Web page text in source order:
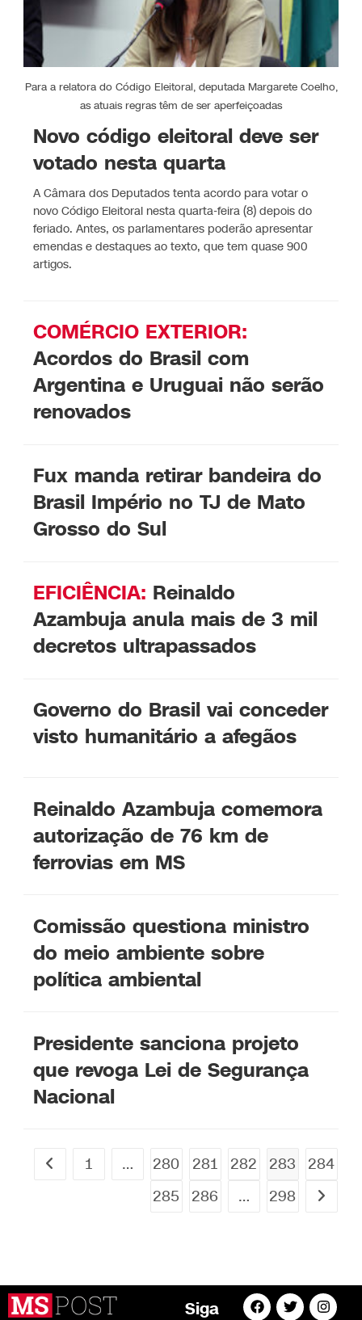
Para a relatora do Código Eleitoral, deputada Margarete Coelho,
as atuais regras têm de ser aperfeiçoadas
Novo código eleitoral deve ser
votado nesta quarta
A Câmara dos Deputados tenta acordo para votar o
novo Código Eleitoral nesta quarta-feira (8) depois do
feriado. Antes, os parlamentares poderão apresentar
emendas e destaques ao texto, que tem quase 900
artigos.
COMÉRCIO EXTERIOR:
Acordos do Brasil com
Argentina e Uruguai não serão
renovados
Fux manda retirar bandeira do
Brasil Império no TJ de Mato
Grosso do Sul
EFICIÊNCIA: Reinaldo
Azambuja anula mais de 3 mil
decretos ultrapassados
Governo do Brasil vai conceder
visto humanitário a afegãos
Reinaldo Azambuja comemora
autorização de 76 km de
ferrovias em MS
Comissão questiona ministro
do meio ambiente sobre
política ambiental
Presidente sanciona projeto
que revoga Lei de Segurança
Nacional
1 … 280 281 282 283
284
285
286 … 298
Siga